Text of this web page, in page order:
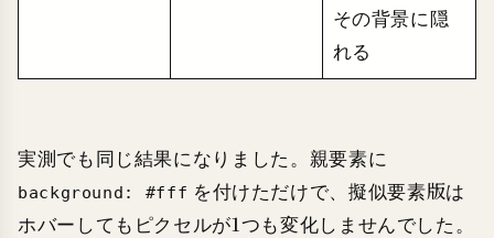
その背景に隠
れる
実測でも同じ結果になりました。親要素に
background: #fff を付けただけで、擬似要素版は
ホバーしてもピクセルが1つも変化しませんでした。